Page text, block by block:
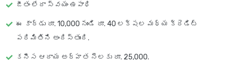
జీతం లేదా స్వయం ఉపాధి
ఈ కార్డు రూ. 10,000 నుండి రూ. 40 లక్షల మధ్య క్రెడిట్
పరిమితిని అందిస్తుంది.
కనీస ఆదాయ అర్హత నెలకు రూ. 25,000.